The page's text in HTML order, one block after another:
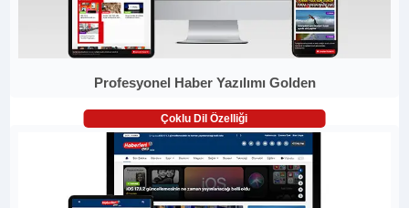
Profesyonel Haber Yazılımı Golden
Çoklu Dil Özelliği